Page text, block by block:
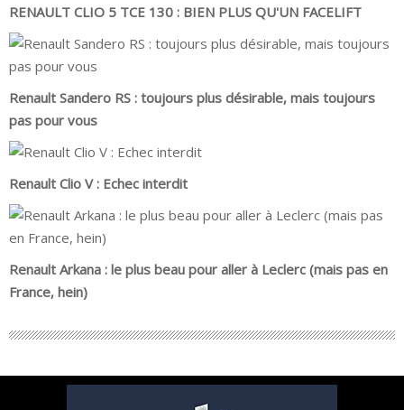
RENAULT CLIO 5 TCE 130 : BIEN PLUS QU'UN FACELIFT
Renault Sandero RS : toujours plus désirable, mais toujours
pas pour vous
Renault Clio V : Echec interdit
Renault Arkana : le plus beau pour aller à Leclerc (mais pas en
France, hein)